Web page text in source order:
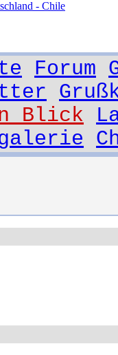
Forum
Blick
- Chile